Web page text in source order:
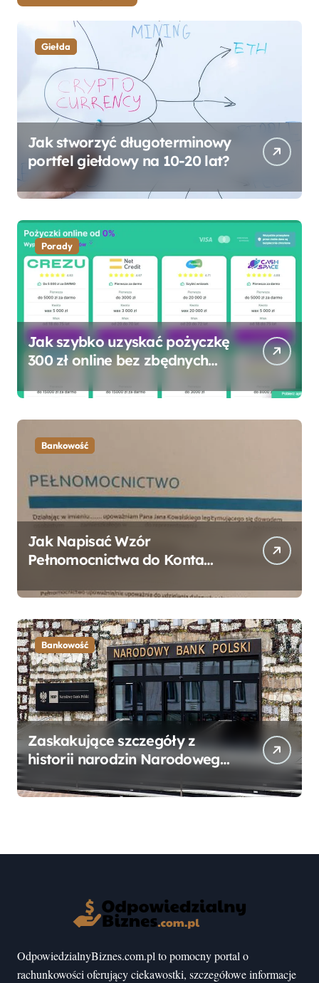
Giełda
Jak stworzyć długoterminowy
portfel giełdowy na 10-20 lat?
Porady
Jak szybko uzyskać pożyczkę
300 zł online bez zbędnych
Bankowość
Jak Napisać Wzór
Pełnomocnictwa do Konta
Przewodnik
Bankowość
Zaskakujące szczegóły z
historii narodzin Narodowego
mogłeś nie wiedzieć
OdpowiedzialnyBiznes.com.pl to pomocny portal o
rachunkowości oferujący ciekawostki, szczegółowe informacje